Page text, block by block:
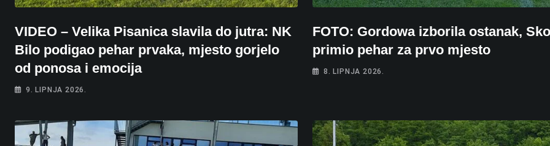
VIDEO – Velika Pisanica slavila do jutra: NK
Bilo podigao pehar prvaka, mjesto gorjelo
od ponosa i emocija
9. LIPNJA 2026.
FOTO: Gordowa izborila ostanak,
primio pehar za prvo mjesto
8. LIPNJA 2026.